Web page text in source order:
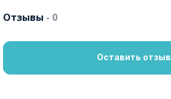
Отзывы - 0
Оставить отзыв